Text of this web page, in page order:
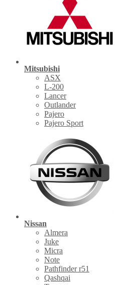
Mitsubishi
ASX
L-200
Lancer
Outlander
Pajero
Pajero Sport
Nissan
Almera
Juke
Micra
Note
Pathfinder r51
Qashqai